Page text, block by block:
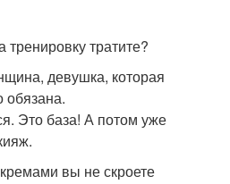
тратите?
девушка, которая
обязана.
Это база! А потом уже
вы не скроете